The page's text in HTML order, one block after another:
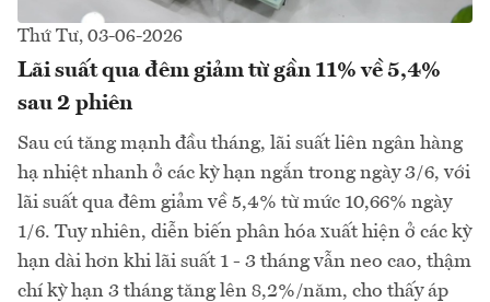
Thứ Tư, 03-06-2026
Lãi suất qua đêm giảm từ gần 11% về 5,4%
sau 2 phiên
Sau cú tăng mạnh đầu tháng, lãi suất liên ngân hàng
hạ nhiệt nhanh ở các kỳ hạn ngắn trong ngày 3/6, với
lãi suất qua đêm giảm về 5,4% từ mức 10,66% ngày
1/6. Tuy nhiên, diễn biến phân hóa xuất hiện ở các kỳ
hạn dài hơn khi lãi suất 1 - 3 tháng vẫn neo cao, thậm
chí kỳ hạn 3 tháng tăng lên 8,2%/năm, cho thấy áp